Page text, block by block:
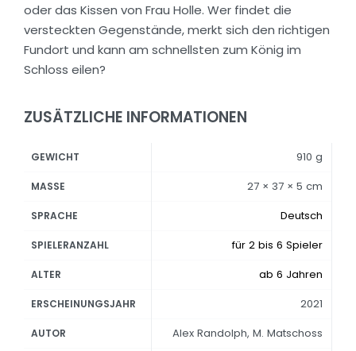
oder das Kissen von Frau Holle. Wer findet die
versteckten Gegenstände, merkt sich den richtigen
Fundort und kann am schnellsten zum König im
Schloss eilen?
ZUSÄTZLICHE INFORMATIONEN
GEWICHT 910 g
MASSE 27 × 37 × 5 cm
SPRACHE Deutsch
SPIELERANZAHL für 2 bis 6 Spieler
ALTER ab 6 Jahren
ERSCHEINUNGSJAHR 2021
AUTOR Alex Randolph, M. Matschoss